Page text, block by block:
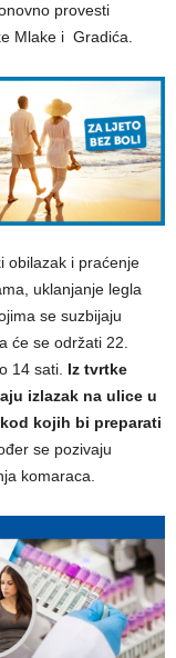
provesti
Mlake i Gradića.
obilazak i praćenje
uklanjanje legla
se suzbijaju
će se održati 22.
14 sati. Iz tvrtke
izlazak na ulice u
kojih bi preparati
se pozivaju
komaraca.